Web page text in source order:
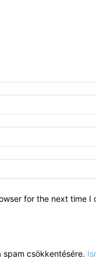
for the next time I
spam csökkentésére.